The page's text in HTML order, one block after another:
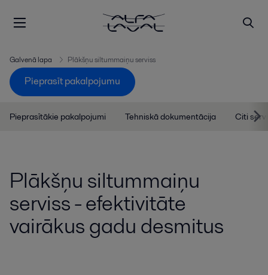
Galvenā lapa Plākšņu siltummaiņu serviss
Pieprasīt pakalpojumu
Pieprasītākie pakalpojumi Tehniskā dokumentācija Citi
Plākšņu siltummaiņu
serviss - efektivitāte
vairākus gadu desmitus